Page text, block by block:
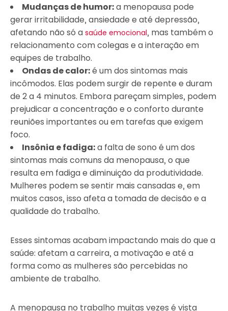
Mudanças de humor:a menopausa pode
gerar irritabilidade, ansiedade e até depressão,
afetando não só a saúde emocional, mas também o
relacionamento com colegas e a interação em
equipes de trabalho.
Ondas de calor:é um dos sintomas mais
incômodos. Elas podem surgir de repente e duram
de 2 a 4 minutos. Embora pareçam simples, podem
prejudicar a concentração e o conforto durante
reuniões importantes ou em tarefas que exigem
foco.
Insônia e fadiga:a falta de sono é um dos
sintomas mais comuns da menopausa, o que
resulta em fadiga e diminuição da produtividade.
Mulheres podem se sentir mais cansadas e, em
muitos casos, isso afeta a tomada de decisão e a
qualidade do trabalho.
Esses sintomas acabam impactando mais do que a
saúde: afetam a carreira, a motivação e até a
forma como as mulheres são percebidas no
ambiente de trabalho.
A menopausa no trabalho muitas vezes é vista